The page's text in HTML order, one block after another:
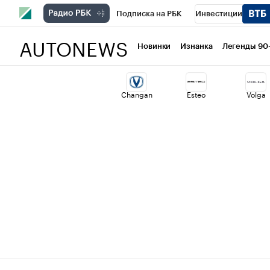
Подписка на РБК Инвестиции
Национальные проекты Город
Кредитные рейтинги Франшизы
AUTONEWS Новинки Изнанка Легенды
Changan Esteo Volga